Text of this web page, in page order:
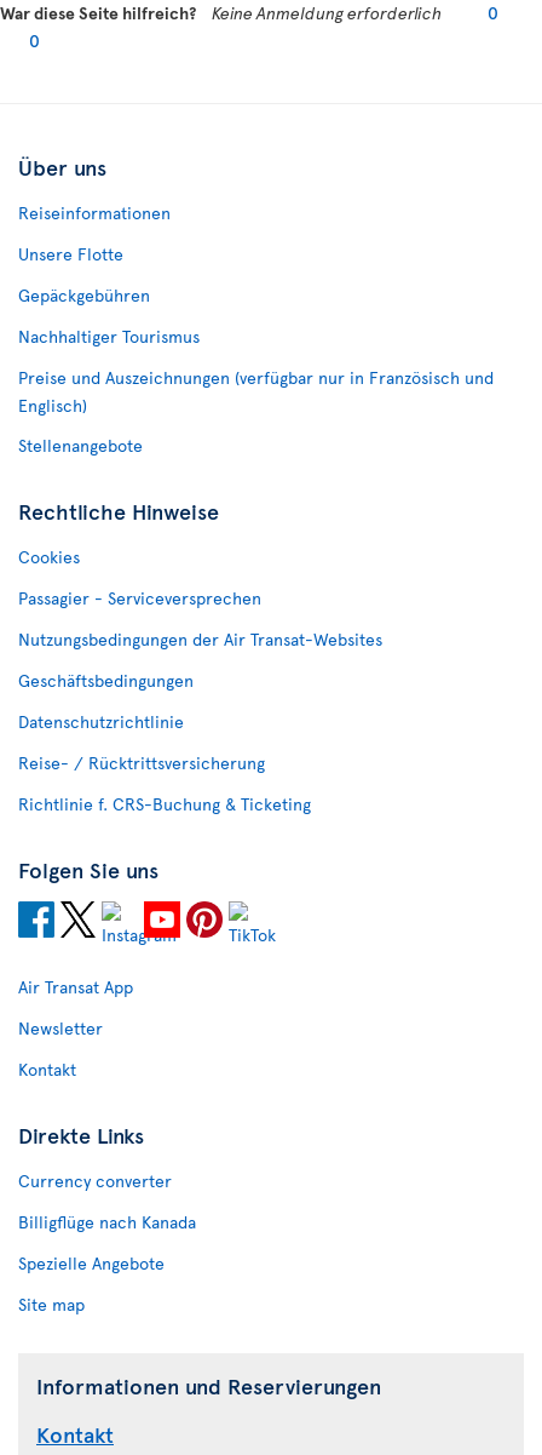
War diese Seite hilfreich? Keine Anmeldung erforderlich
0
0
Über uns
Reiseinformationen
Unsere Flotte
Gepäckgebühren
Nachhaltiger Tourismus
Preise und Auszeichnungen (verfügbar nur in Französisch und
Englisch)
Stellenangebote
Rechtliche Hinweise
Cookies
Passagier - Serviceversprechen
Nutzungsbedingungen der Air Transat-Websites
Geschäftsbedingungen
Datenschutzrichtlinie
Reise- / Rücktrittsversicherung
Richtlinie f. CRS-Buchung & Ticketing
Folgen Sie uns
Air Transat App
Newsletter
Kontakt
Direkte Links
Currency converter
Billigflüge nach Kanada
Spezielle Angebote
Site map
Informationen und Reservierungen
Kontakt